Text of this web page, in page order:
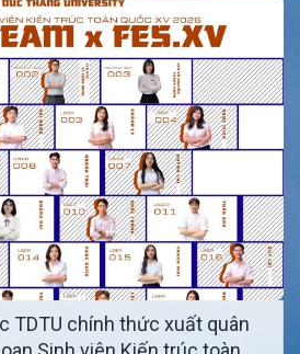
TDTU chính thức xuất quân